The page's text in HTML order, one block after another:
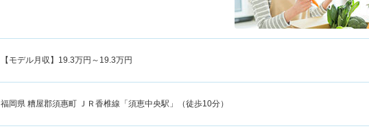
【モデル月収】 19.3万円～ 19.3万円
福岡県 糟屋郡須惠町 ＪＲ香椎線「須恵中央駅」（徒歩10分）